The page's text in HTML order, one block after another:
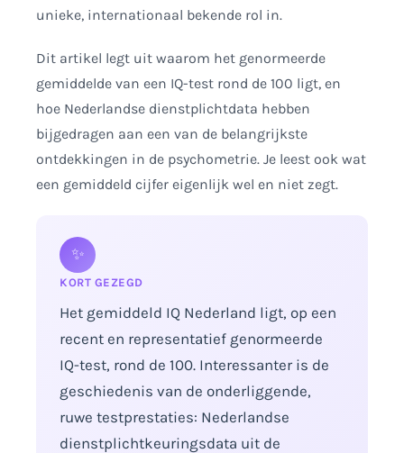
unieke, internationaal bekende rol in.
Dit artikel legt uit waarom het genormeerde
gemiddelde van een IQ-test rond de 100 ligt, en
hoe Nederlandse dienstplichtdata hebben
bijgedragen aan een van de belangrijkste
ontdekkingen in de psychometrie. Je leest ook wat
een gemiddeld cijfer eigenlijk wel en niet zegt.
✨
KORT GEZEGD
Het gemiddeld IQ Nederland ligt, op een
recent en representatief genormeerde
IQ-test, rond de 100. Interessanter is de
geschiedenis van de onderliggende,
ruwe testprestaties: Nederlandse
dienstplichtkeuringsdata uit de